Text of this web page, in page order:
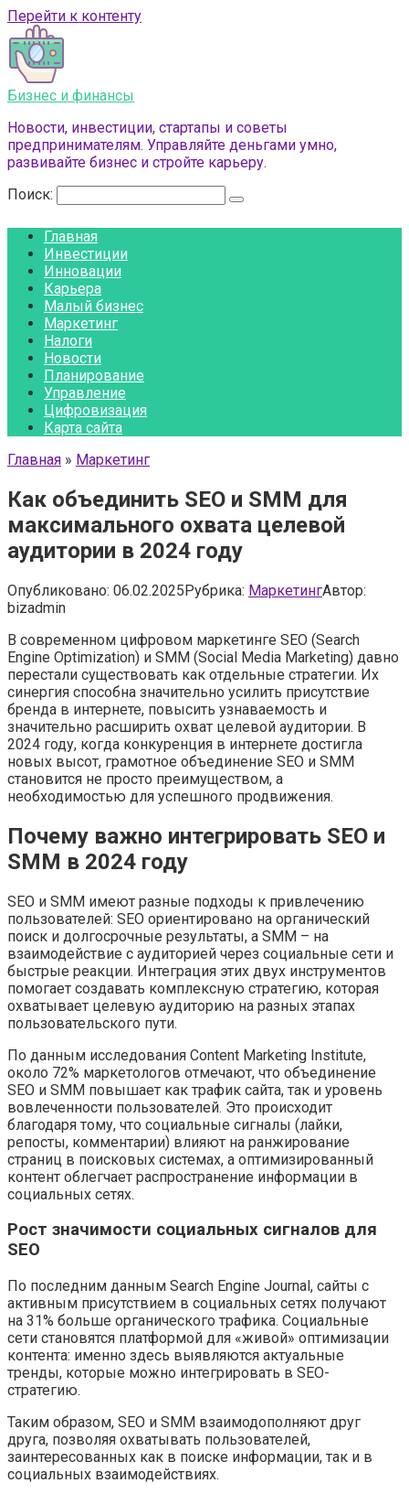
Перейти к контенту
Бизнес и финансы
Новости, инвестиции, стартапы и советы
предпринимателям. Управляйте деньгами умно,
развивайте бизнес и стройте карьеру.
Поиск:
Главная
Инвестиции
Инновации
Карьера
Малый бизнес
Маркетинг
Налоги
Новости
Планирование
Управление
Цифровизация
Карта сайта
Главная » Маркетинг
Как объединить SEO и SMM для
максимального охвата целевой
аудитории в 2024 году
Опубликовано: 06.02.2025Рубрика: МаркетингАвтор:
bizadmin
В современном цифровом маркетинге SEO (Search
Engine Optimization) и SMM (Social Media Marketing) давно
перестали существовать как отдельные стратегии. Их
синергия способна значительно усилить присутствие
бренда в интернете, повысить узнаваемость и
значительно расширить охват целевой аудитории. В
2024 году, когда конкуренция в интернете достигла
новых высот, грамотное объединение SEO и SMM
становится не просто преимуществом, а
необходимостью для успешного продвижения.
Почему важно интегрировать SEO и
SMM в 2024 году
SEO и SMM имеют разные подходы к привлечению
пользователей: SEO ориентировано на органический
поиск и долгосрочные результаты, а SMM – на
взаимодействие с аудиторией через социальные сети и
быстрые реакции. Интеграция этих двух инструментов
помогает создавать комплексную стратегию, которая
охватывает целевую аудиторию на разных этапах
пользовательского пути.
По данным исследования Content Marketing Institute,
около 72% маркетологов отмечают, что объединение
SEO и SMM повышает как трафик сайта, так и уровень
вовлеченности пользователей. Это происходит
благодаря тому, что социальные сигналы (лайки,
репосты, комментарии) влияют на ранжирование
страниц в поисковых системах, а оптимизированный
контент облегчает распространение информации в
социальных сетях.
Рост значимости социальных сигналов для
SEO
По последним данным Search Engine Journal, сайты с
активным присутствием в социальных сетях получают
на 31% больше органического трафика. Социальные
сети становятся платформой для «живой» оптимизации
контента: именно здесь выявляются актуальные
тренды, которые можно интегрировать в SEO-
стратегию.
Таким образом, SEO и SMM взаимодополняют друг
друга, позволяя охватывать пользователей,
заинтересованных как в поиске информации, так и в
социальных взаимодействиях.